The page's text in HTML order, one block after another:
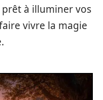
à illuminer vos
vivre la magie